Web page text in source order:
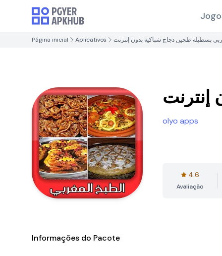
Página inicial Aplicativos بسطيلة طجين دجاج شباكية بدون إنترنت
إنترنت
olyo apps
4.6
Avaliação
Informações do Pacote